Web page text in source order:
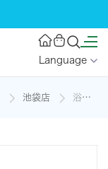
Language
池袋店 浴衣[165-173cm青と紺地]の着物レンタル